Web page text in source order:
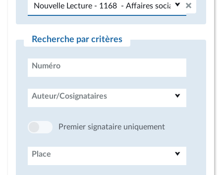
Recherche par critères
Numéro
Auteur/Cosignataires
Premier signataire uniquement
Place